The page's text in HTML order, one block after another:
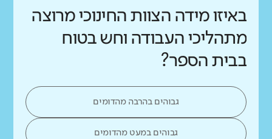
באיזו מידה הצוות החינוכי מרוצה
מתהליכי העבודה וחש בטוח
בבית הספר?
גבוהים בהרבה מהדומים
גבוהים במעט מהדומים